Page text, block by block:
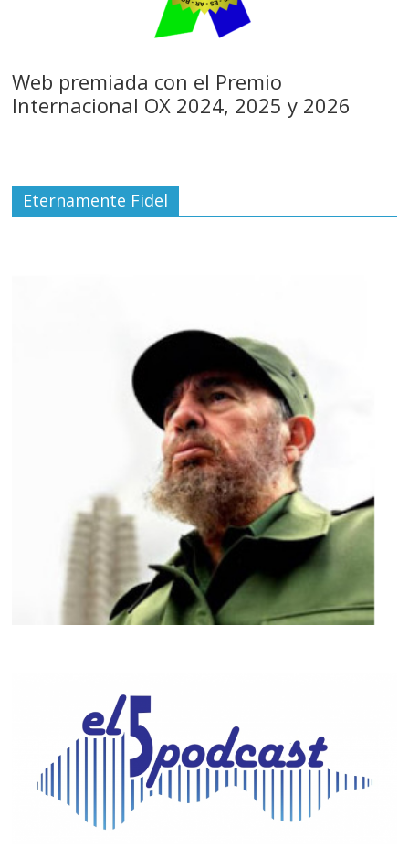
Web premiada con el Premio
Internacional OX 2024, 2025 y 2026
Eternamente Fidel